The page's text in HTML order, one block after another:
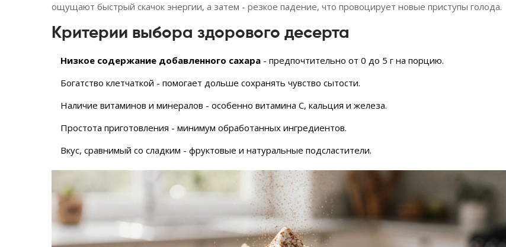
ощущают быстрый скачок энергии, а затем - резкое падение, что провоцирует новые приступы голода.
Критерии выбора здорового десерта
Низкое содержание добавленного сахара - предпочтительно от 0 до 5 г на порцию.
Богатство клетчаткой - помогает дольше сохранять чувство сытости.
Наличие витаминов и минералов - особенно витамина C, кальция и железа.
Простота приготовления - минимум обработанных ингредиентов.
Вкус, сравнимый со сладким - фруктовые и натуральные подсластители.